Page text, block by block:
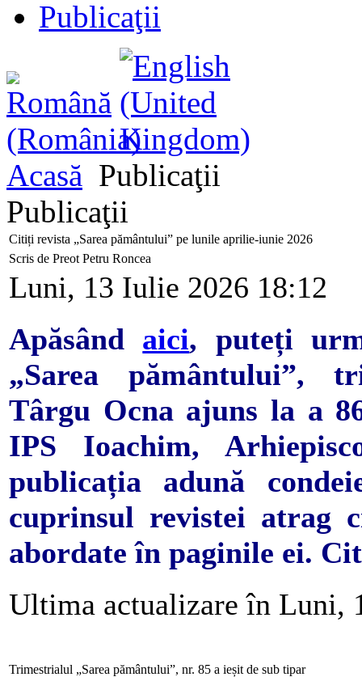
Publicaţii
Acasă Publicaţii
Publicaţii
Citiți revista „Sarea pământului” pe lunile aprilie-iunie 2026
Scris de Preot Petru Roncea
Luni, 13 Iulie 2026 18:12
Apăsând aici, puteți
„Sarea pământului”,
Târgu Ocna ajuns la a
IPS Ioachim,
publicația adună
cuprinsul revistei atrag
abordate în paginile ei.
Ultima actualizare în Luni,
Trimestrialul „Sarea pământului”, nr. 85 a ieșit de sub tipar